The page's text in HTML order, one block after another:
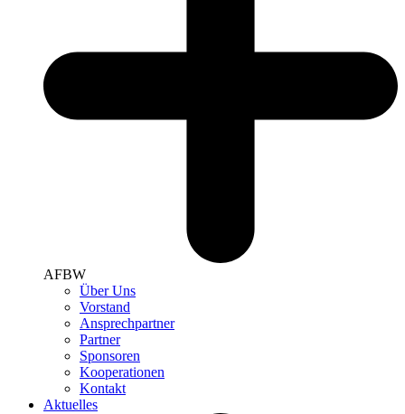
AFBW
Über Uns
Vorstand
Ansprechpartner
Partner
Sponsoren
Kooperationen
Kontakt
Aktuelles